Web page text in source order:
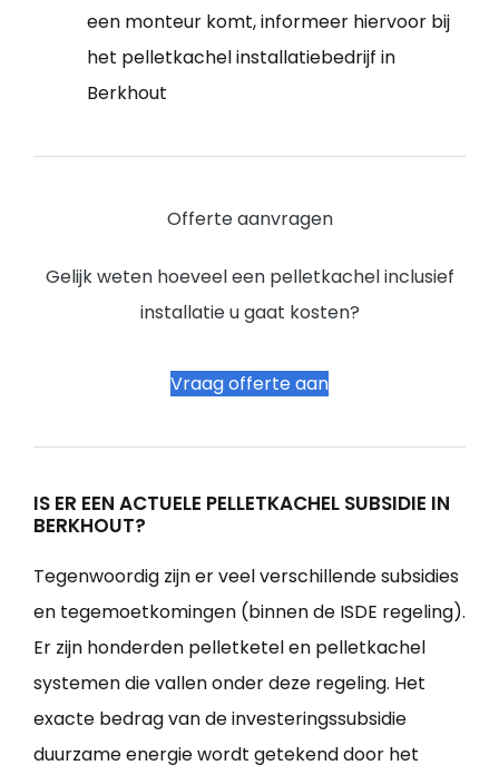
een monteur komt, informeer hiervoor bij
het pelletkachel installatiebedrijf in
Berkhout
Offerte aanvragen
Gelijk weten hoeveel een pelletkachel inclusief
installatie u gaat kosten?
Vraag offerte aan
IS ER EEN ACTUELE PELLETKACHEL SUBSIDIE IN
BERKHOUT?
Tegenwoordig zijn er veel verschillende subsidies
en tegemoetkomingen (binnen de ISDE regeling).
Er zijn honderden pelletketel en pelletkachel
systemen die vallen onder deze regeling. Het
exacte bedrag van de investeringssubsidie
duurzame energie wordt getekend door het